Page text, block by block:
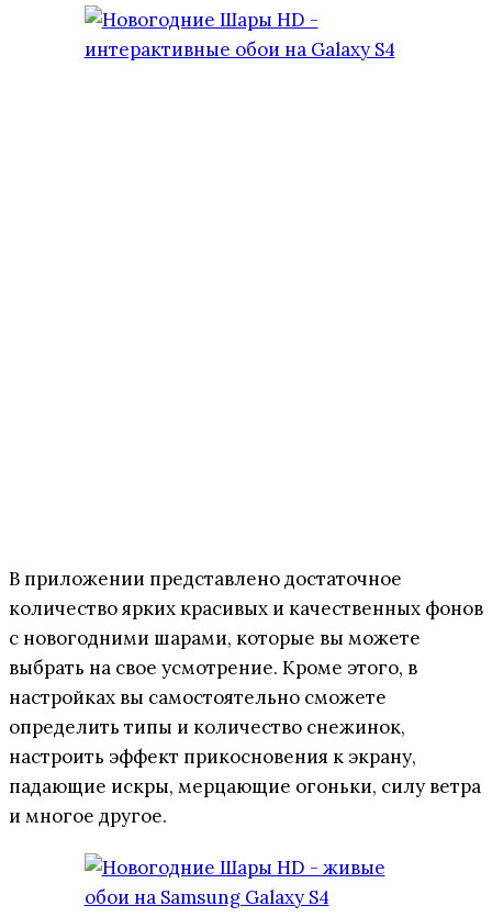
В приложении представлено достаточное
количество ярких красивых и качественных фонов
с новогодними шарами, которые вы можете
выбрать на свое усмотрение. Кроме этого, в
настройках вы самостоятельно сможете
определить типы и количество снежинок,
настроить эффект прикосновения к экрану,
падающие искры, мерцающие огоньки, силу ветра
и многое другое.